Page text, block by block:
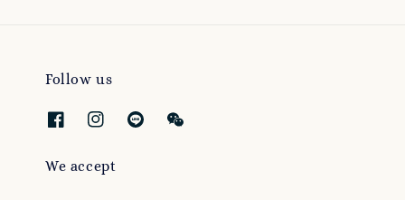
Follow us
We accept